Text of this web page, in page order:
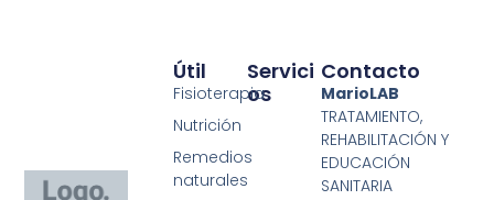
Servici
Os
Útil
Fisioterapia
Nutrición
Remedios
naturales
Contacto
MarioLAB
TRATAMIENTO,
REHABILITACIÓN Y
EDUCACIÓN
SANITARIA